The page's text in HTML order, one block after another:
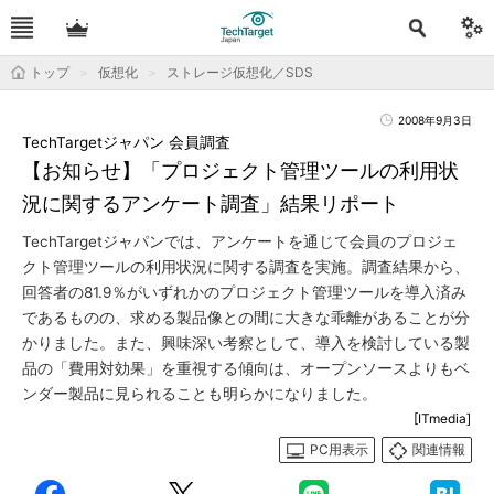
トップ 仮想化 ストレージ仮想化／SDS
2008年9月3日
【お知らせ】「プロジェクト管理ツールの利用状
況に関するアンケート調査」結果リポート
TechTargetジャパン 会員調査
TechTargetジャパンでは、アンケートを通じて会員のプロジェ
クト管理ツールの利用状況に関する調査を実施。調査結果から、
回答者の81.9％がいずれかのプロジェクト管理ツールを導入済み
であるものの、求める製品像との間に大きな乖離があることが分
かりました。また、興味深い考察として、導入を検討している製
品の「費用対効果」を重視する傾向は、オープンソースよりもベ
ンダー製品に見られることも明らかになりました。
[ITmedia]
PC用表示
関連情報